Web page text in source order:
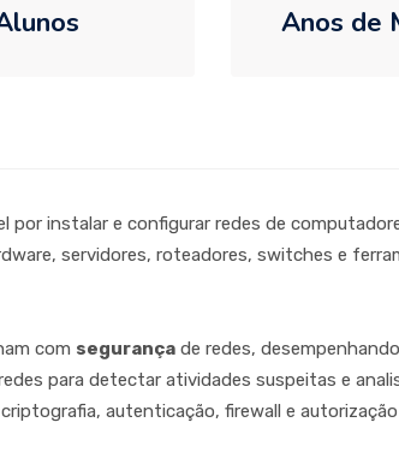
Anos de
por instalar e configurar redes de
servidores, roteadores, switches e
com segurança de redes,
para detectar atividades suspeitas e
autenticação, firewall e